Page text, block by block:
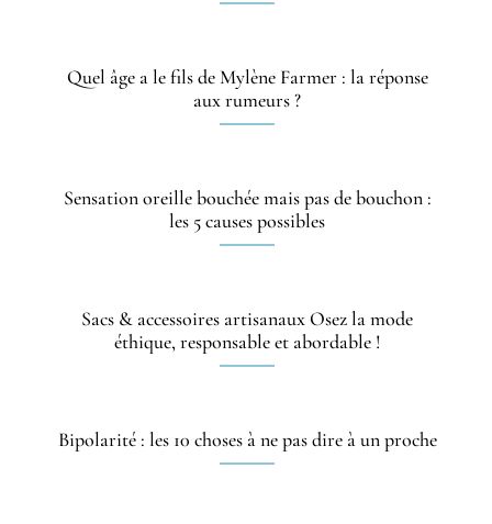
Quel âge a le fils de Mylène Farmer : la réponse
aux rumeurs ?
Sensation oreille bouchée mais pas de bouchon :
les 5 causes possibles
Sacs & accessoires artisanaux Osez la mode
éthique, responsable et abordable !
Bipolarité : les 10 choses à ne pas dire à un proche